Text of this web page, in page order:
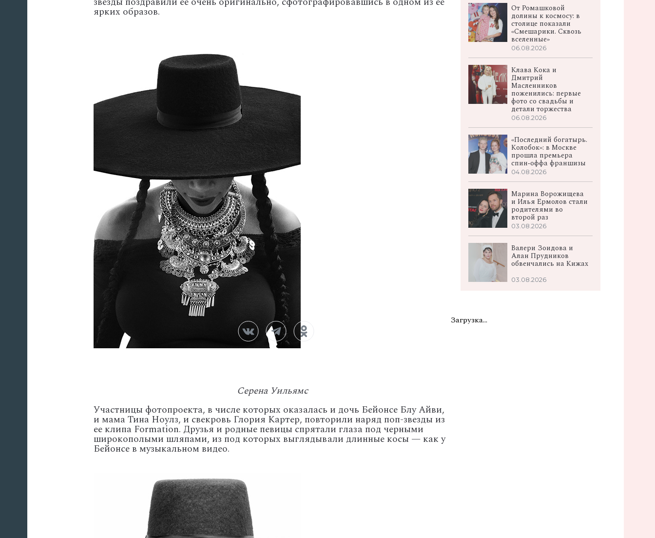
ярких образов.
Серена Уильямс
Участницы фотопроекта, в числе которых оказалась и дочь Бейонсе Блу Айви,
и мама Тина Ноулз, и свекровь Глория Картер, повторили наряд поп-звезды из
ее клипа Formation. Друзья и родные певицы спрятали глаза под черными
широкополыми шляпами, из под которых выглядывали длинные косы — как у
Бейонсе в музыкальном видео.
От Ромашковой
долины к космосу: в
столице показали
«Смешарики. Сквозь
вселенные»
06.08.2026
Клава Кока и
Дмитрий
Масленников
поженились: первые
фото со свадьбы и
детали торжества
06.08.2026
«Последний богатырь.
Колобок»: в Москве
прошла премьера
спин‑оффа франшизы
04.08.2026
Марина Ворожищева
и Илья Ермолов стали
родителями во
второй раз
03.08.2026
Валери Зоидова и
Алан Прудников
обвенчались на Кижах
03.08.2026
Загрузка...